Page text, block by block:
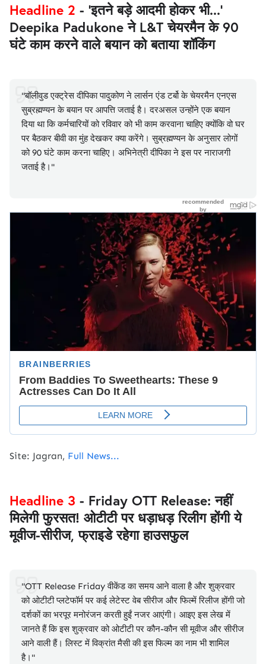
Headline 2 - 'इतने बड़े आदमी होकर भी...'
Deepika Padukone ने L&T चेयरमैन के 90
घंटे काम करने वाले बयान को बताया शॉकिंग
"बॉलीवुड एक्ट्रेस दीपिका पादुकोण ने लार्सन एंड टर्बो के चेयरमैन एनएस
सुब्रह्मण्यन के बयान पर आपत्ति जताई है। दरअसल उन्होंने एक बयान
दिया था कि कर्मचारियों को रविवार को भी काम करवाना चाहिए क्योंकि वो घर
पर बैठकर बीवी का मुंह देखकर क्या करेंगे। सुब्रह्मण्यन के अनुसार लोगों
को 90 घंटे काम करना चाहिए। अभिनेत्री दीपिका ने इस पर नाराजगी
जताई है।"
Site: Jagran, Full News...
Headline 3 - Friday OTT Release: नहीं
मिलेगी फुरसत! ओटीटी पर धड़ाधड़ रिलीग होंगी ये
मूवीज-सीरीज, फ्राइडे रहेगा हाउसफुल
"OTT Release Friday वीकेंड का समय आने वाला है और शुक्रवार
को ओटीटी प्लटेफॉर्म पर कई लेटेस्ट वेब सीरीज और फिल्में रिलीज होंगी जो
दर्शकों का भरपूर मनोरंजन करती हुईं नजर आएंगी। आइए इस लेख में
जानते हैं कि इस शुक्रवार को ओटीटी पर कौन-कौन सी मूवीज और सीरीज
आने वाली हैं। लिस्ट में विक्रांत मैसी की इस फिल्म का नाम भी शामिल
है।"